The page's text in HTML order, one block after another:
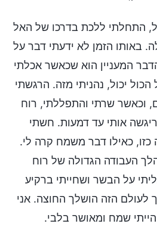
האל, התחלתי ללכת בדרכו של האל
באותו הזמן לא ידעתי דבר על
המעניין הוא שכאשר אכלתי
יכול, נהניתי מזה. הרגשתי
וכאשר שרתי והתפללתי, רוח
אותי עד דמעות. חשתי
כזו, כאילו דבר משמח קרה לי.
העבודה הגדולה של רוח
על הבשר ושחייתי ברקיע
לעולם הזה הושלך החוצה. אני
שמח ומאושר בלבי.